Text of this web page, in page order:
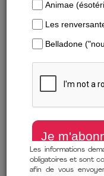
Formats numériques
Les informations
obligatoires et sont
afin de vous